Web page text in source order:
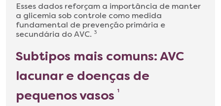
Esses dados reforçam a importância de manter
a glicemia sob controle como medida
fundamental de prevenção primária e
secundária do AVC. 3
Subtipos mais comuns: AVC
lacunar e doenças de
pequenos vasos 1